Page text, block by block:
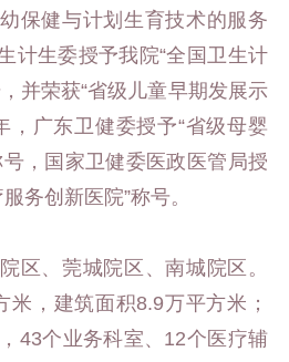
保健与计划生育技术的服务
计生委授予我院“全国卫生计
并荣获“省级儿童早期发展示
，广东卫健委授予“省级母婴
，国家卫健委医政医管局授
务创新医院”称号。
区、莞城院区、南城院区。
米，建筑面积8.9万平方米；
43个业务科室、12个医疗辅